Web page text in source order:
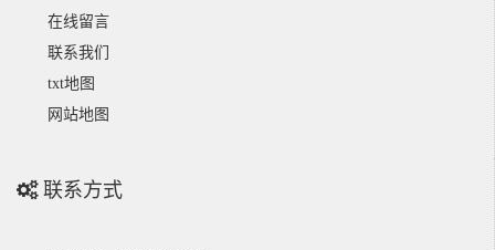
在线留言
联系我们
txt地图
网站地图
联系方式